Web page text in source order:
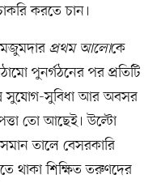
করতে চান।
মজুমদার প্রথম আলোকে
পুনর্গঠনের পর প্রতিটি
সুযোগ-সুবিধা আর অবসর
তো আছেই। উল্টো
তালে বেসরকারি
থাকা শিক্ষিত তরুণদের